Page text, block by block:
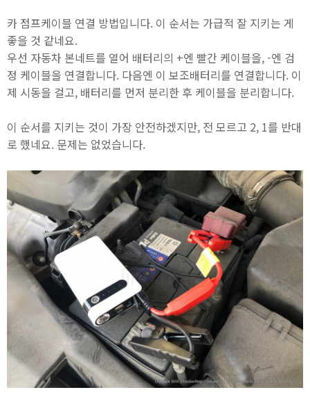
카 점프케이블 연결 방법입니다. 이 순서는 가급적 잘 지키는 게
좋을 것 같네요.
우선 자동차 본네트를 열어 배터리의 +엔 빨간 케이블을, -엔 검
정 케이블을 연결합니다. 다음엔 이 보조배터리를 연결합니다. 이
제 시동을 걸고, 배터리를 먼저 분리한 후 케이블을 분리합니다.
이 순서를 지키는 것이 가장 안전하겠지만, 전 모르고 2, 1를 반대
로 했네요. 문제는 없었습니다.